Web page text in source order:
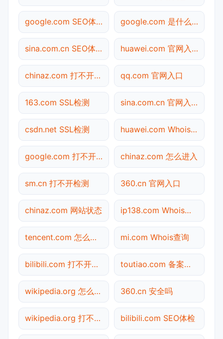
google.com SEO体检 google.com 是什么网站
sina.com.cn SEO体检 huawei.com 官网入口
chinaz.com 打不开检测 qq.com 官网入口
163.com SSL检测 sina.com.cn 官网入口
csdn.net SSL检测 huawei.com Whois查询
google.com 打不开检测 chinaz.com 怎么进入
sm.cn 打不开检测 360.cn 官网入口
chinaz.com 网站状态 ip138.com Whois查询
tencent.com 怎么进入 mi.com Whois查询
bilibili.com 打不开检测 toutiao.com 备案查询
wikipedia.org 怎么进入 360.cn 安全吗
wikipedia.org 打不开检测 bilibili.com SEO体检